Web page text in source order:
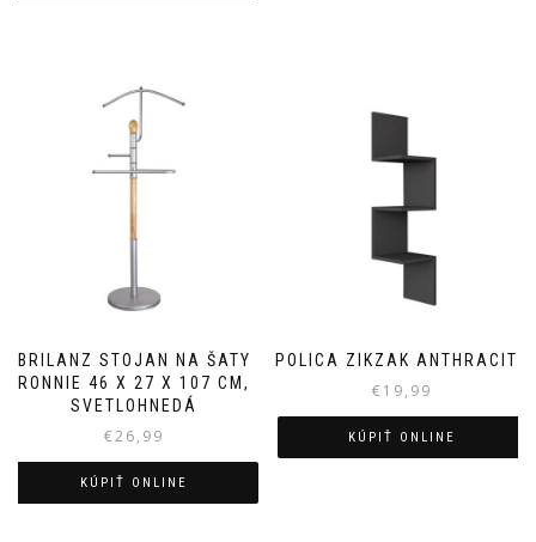
BRILANZ STOJAN NA ŠATY
RONNIE 46 X 27 X 107 CM,
SVETLOHNEDÁ
€26,99
KÚPIŤ ONLINE
POLICA ZIKZAK ANTHRACITE
€19,99
KÚPIŤ ONLINE